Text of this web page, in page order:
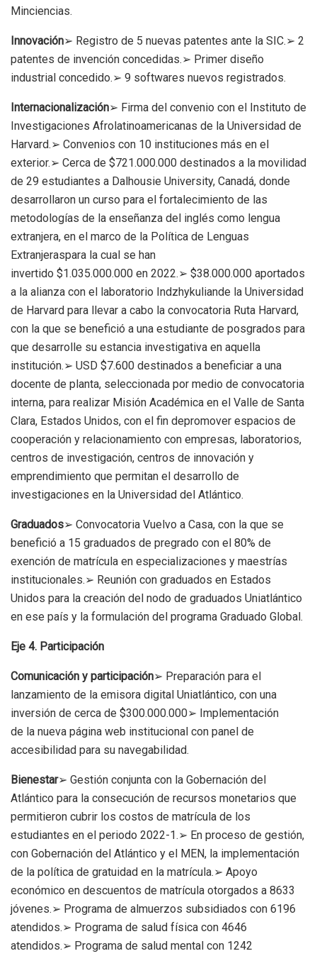
Minciencias.
Innovación➢ Registro de 5 nuevas patentes ante la SIC.➢ 2
patentes de invención concedidas.➢ Primer diseño
industrial concedido.➢ 9 softwares nuevos registrados.
Internacionalización➢ Firma del convenio con el Instituto de
Investigaciones Afrolatinoamericanas de la Universidad de
Harvard.➢ Convenios con 10 instituciones más en el
exterior.➢ Cerca de $721.000.000 destinados a la movilidad
de 29 estudiantes a Dalhousie University, Canadá, donde
desarrollaron un curso para el fortalecimiento de las
metodologías de la enseñanza del inglés como lengua
extranjera, en el marco de la Política de Lenguas
Extranjeraspara la cual se han
invertido $1.035.000.000 en 2022.➢ $38.000.000 aportados
a la alianza con el laboratorio Indzhykuliande la Universidad
de Harvard para llevar a cabo la convocatoria Ruta Harvard,
con la que se benefició a una estudiante de posgrados para
que desarrolle su estancia investigativa en aquella
institución.➢ USD $7.600 destinados a beneficiar a una
docente de planta, seleccionada por medio de convocatoria
interna, para realizar Misión Académica en el Valle de Santa
Clara, Estados Unidos, con el fin depromover espacios de
cooperación y relacionamiento con empresas, laboratorios,
centros de investigación, centros de innovación y
emprendimiento que permitan el desarrollo de
investigaciones en la Universidad del Atlántico.
Graduados➢ Convocatoria Vuelvo a Casa, con la que se
benefició a 15 graduados de pregrado con el 80% de
exención de matrícula en especializaciones y maestrías
institucionales.➢ Reunión con graduados en Estados
Unidos para la creación del nodo de graduados Uniatlántico
en ese país y la formulación del programa Graduado Global.
Eje 4. Participación
Comunicación y participación➢ Preparación para el
lanzamiento de la emisora digital Uniatlántico, con una
inversión de cerca de $300.000.000➢ Implementación
de la nueva página web institucional con panel de
accesibilidad para su navegabilidad.
Bienestar➢ Gestión conjunta con la Gobernación del
Atlántico para la consecución de recursos monetarios que
permitieron cubrir los costos de matrícula de los
estudiantes en el periodo 2022-1.➢ En proceso de gestión,
con Gobernación del Atlántico y el MEN, la implementación
de la política de gratuidad en la matrícula.➢ Apoyo
económico en descuentos de matrícula otorgados a 8633
jóvenes.➢ Programa de almuerzos subsidiados con 6196
atendidos.➢ Programa de salud física con 4646
atendidos.➢ Programa de salud mental con 1242